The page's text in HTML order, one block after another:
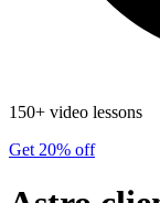
150+ video lessons
Get 20% off